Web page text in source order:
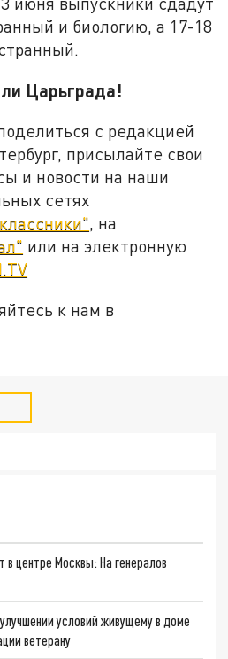
и биологию, а 17-18
Царьграда!
с редакцией
присылайте свои
и новости на наши
сетях
, на
или на электронную
к нам в
центре Москвы: На генералов
условий живущему в доме
ветерану